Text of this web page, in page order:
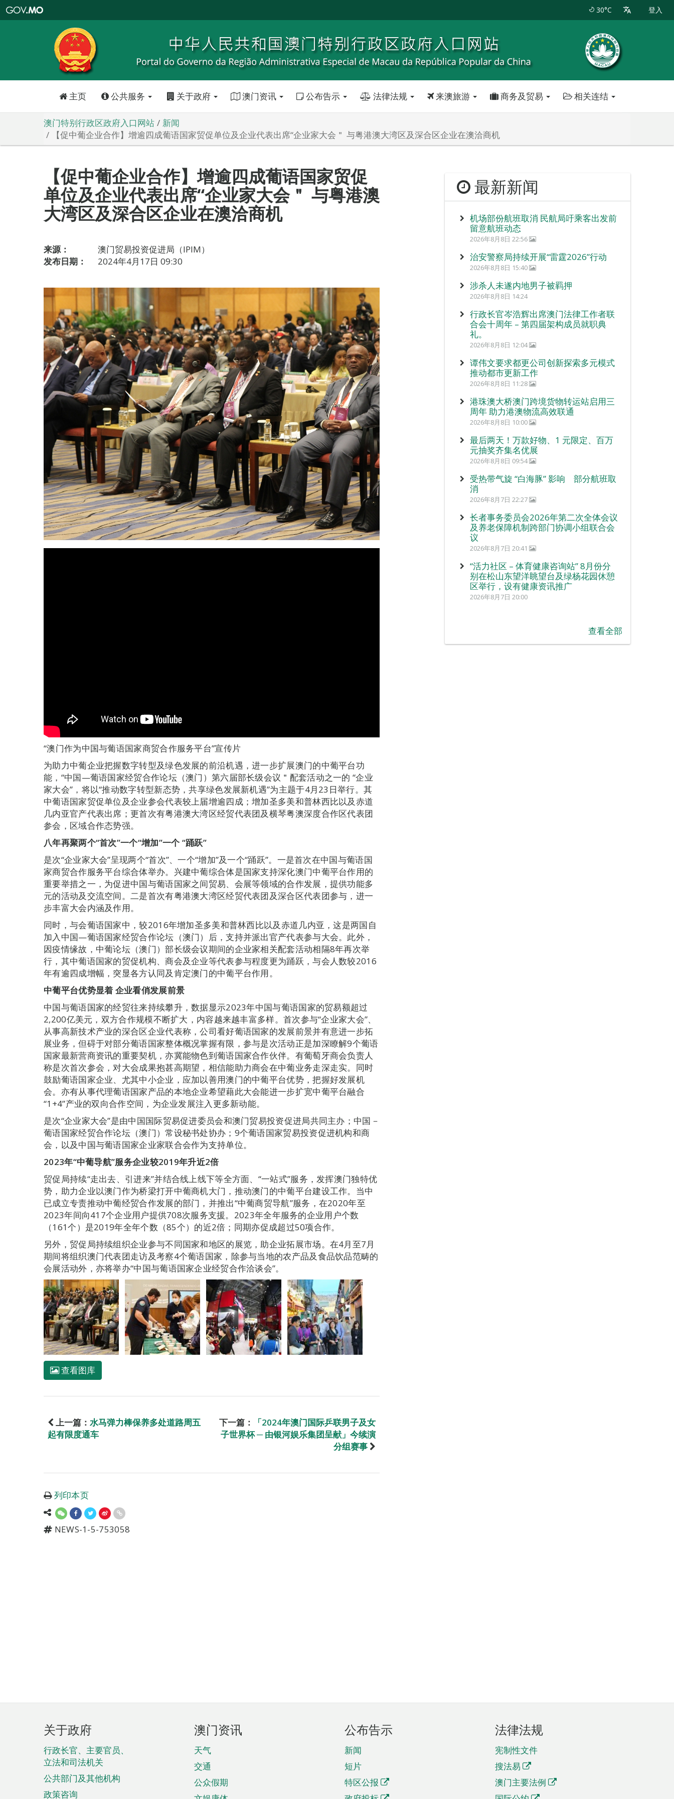
特
政
区
政
口
30°C 登入
主页 公共服务 关于政府 澳门资讯 公布告示 法律法规 来澳旅游 商务及贸易 相关连结
澳门特别行政区政府入口网站
新闻
【促中葡企业合作】增逾四成葡语国家贸促单位及企业代表出席“企业家大会＂ 与粤港澳大湾区及深合区企业在澳洽商机
【促中葡企业合作】增逾四成葡语国家贸促
单位及企业代表出席“企业家大会＂ 与粤港澳
大湾区及深合区企业在澳洽商机
来源：
澳门贸易投资促进局（IPIM）
发布日期：
2024年4月17日 09:30
“澳门作为中国与葡语国家商贸合作服务平台”宣传片
为助力中葡企业把握数字转型及绿色发展的前沿机遇，进一步扩展澳门的中葡平台功
能，“中国—葡语国家经贸合作论坛（澳门）第六届部长级会议＂配套活动之一的 “企业
家大会”，将以“推动数字转型新态势，共享绿色发展新机遇”为主题于4月23日举行。其
中葡语国家贸促单位及企业参会代表较上届增逾四成；增加圣多美和普林西比以及赤道
几内亚官产代表出席；更首次有粤港澳大湾区经贸代表团及横琴粤澳深度合作区代表团
参会，区域合作态势强。
八年再聚两个“首次”一个“增加”一个 “踊跃”
是次“企业家大会”呈现两个“首次”、一个“增加”及一个“踊跃”。一是首次在中国与葡语国
家商贸合作服务平台综合体举办。兴建中葡综合体是国家支持深化澳门中葡平台作用的
重要举措之一，为促进中国与葡语国家之间贸易、会展等领域的合作发展，提供功能多
元的活动及交流空间。二是首次有粤港澳大湾区经贸代表团及深合区代表团参与，进一
步丰富大会内涵及作用。
同时，与会葡语国家中，较2016年增加圣多美和普林西比以及赤道几内亚，这是两国自
加入中国—葡语国家经贸合作论坛（澳门）后，支持并派出官产代表参与大会。此外，
因疫情缘故，中葡论坛（澳门）部长级会议期间的企业家相关配套活动相隔8年再次举
行，其中葡语国家的贸促机构、商会及企业等代表参与程度更为踊跃，与会人数较2016
年有逾四成增幅，突显各方认同及肯定澳门的中葡平台作用。
中葡平台优势显着 企业看俏发展前景
中国与葡语国家的经贸往来持续攀升，数据显示2023年中国与葡语国家的贸易额超过
2,200亿美元，双方合作规模不断扩大，内容越来越丰富多样。首次参与“企业家大会”、
从事高新技术产业的深合区企业代表称，公司看好葡语国家的发展前景并有意进一步拓
展业务，但碍于对部分葡语国家整体概况掌握有限，参与是次活动正是加深瞭解9个葡语
国家最新营商资讯的重要契机，亦冀能物色到葡语国家合作伙伴。有葡萄牙商会负责人
称是次首次参会，对大会成果抱甚高期望，相信能助力商会在中葡业务走深走实。同时
鼓励葡语国家企业、尤其中小企业，应加以善用澳门的中葡平台优势，把握好发展机
会。亦有从事代理葡语国家产品的本地企业希望藉此大会能进一步扩宽中葡平台融合
“1+4”产业的双向合作空间，为企业发展注入更多新动能。
是次“企业家大会”是由中国国际贸易促进委员会和澳门贸易投资促进局共同主办；中国－
葡语国家经贸合作论坛（澳门）常设秘书处协办；9个葡语国家贸易投资促进机构和商
会，以及中国与葡语国家企业家联合会作为支持单位。
2023年“中葡导航”服务企业较2019年升近2倍
贸促局持续“走出去、引进来”并结合线上线下等全方面、“一站式”服务，发挥澳门独特优
势，助力企业以澳门作为桥梁打开中葡商机大门，推动澳门的中葡平台建设工作。当中
已成立专责推动中葡经贸合作发展的部门，并推出“中葡商贸导航”服务，在2020年至
2023年间向417个企业用户提供708次服务支援。2023年全年服务的企业用户个数
（161个）是2019年全年个数（85个）的近2倍；同期亦促成超过50项合作。
另外，贸促局持续组织企业参与不同国家和地区的展览，助企业拓展市场。在4月至7月
期间将组织澳门代表团走访及考察4个葡语国家，除参与当地的农产品及食品饮品范畴的
会展活动外，亦将举办“中国与葡语国家企业经贸合作洽谈会”。
查看图库
上一篇： 水马弹力棒保养多处道路周五
起有限度通车
下一篇：
「2024年澳门国际乒联男子及女
子世界杯 ─ 由银河娱乐集团呈献」今续演
分组赛事
列印本页
NEWS-1-5-753058
最新新闻
机场部份航班取消 民航局吁乘客出发前
留意航班动态
2026年8月8日 22:56
治安警察局持续开展“雷霆2026”行动
2026年8月8日 15:40
涉杀人未遂内地男子被羁押
2026年8月8日 14:24
行政长官岑浩辉出席澳门法律工作者联
合会十周年 – 第四届架构成员就职典
礼。
2026年8月8日 12:04
谭伟文要求都更公司创新探索多元模式
推动都市更新工作
2026年8月8日 11:28
港珠澳大桥澳门跨境货物转运站启用三
周年 助力港澳物流高效联通
2026年8月8日 10:00
最后两天！万款好物、1 元限定、百万
元抽奖齐集名优展
2026年8月8日 09:54
受热带气旋 “白海豚” 影响 部分航班取
消
2026年8月7日 22:27
长者事务委员会2026年第二次全体会议
及养老保障机制跨部门协调小组联合会
议
2026年8月7日 20:41
“活力社区 – 体育健康咨询站” 8月份分
别在松山东望洋眺望台及绿杨花园休憩
区举行，设有健康资讯推广
2026年8月7日 20:00
查看全部
页
脚
菜
单
关于政府
行政长官、主要官员、
立法和司法机关
公共部门及其他机构
政策咨询
澳门资讯
天气
交通
公众假期
公布告示
新闻
短片
特区公报
法律法规
宪制性文件
搜法易
澳门主要法例